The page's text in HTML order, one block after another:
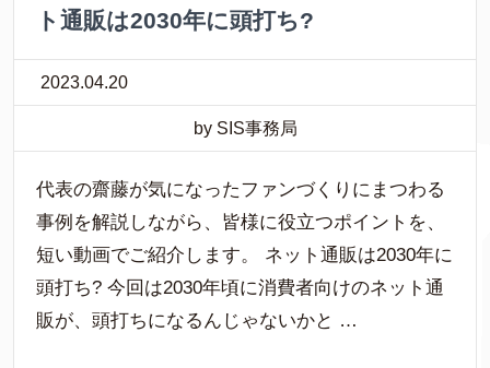
ト通販は2030年に頭打ち?
2023.04.20
by SIS事務局
代表の齋藤が気になったファンづくりにまつわる
事例を解説しながら、皆様に役立つポイントを、
短い動画でご紹介します。 ネット通販は2030年に
頭打ち? 今回は2030年頃に消費者向けのネット通
販が、頭打ちになるんじゃないかと …